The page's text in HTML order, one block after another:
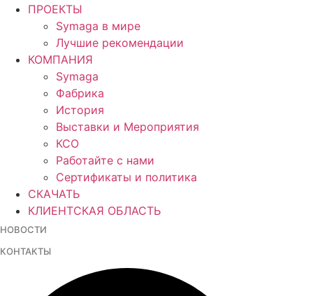
ПРОЕКТЫ
Symaga в мире
Лучшие рекомендации
КОМПАНИЯ
Symaga
Фабрика
История
Выставки и Мероприятия
КСО
Работайте с нами
Сертификаты и политика
СКАЧАТЬ
КЛИЕНТСКАЯ ОБЛАСТЬ
НОВОСТИ
КОНТАКТЫ